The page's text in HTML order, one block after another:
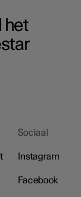
het
Sociaal
Instagram
Facebook